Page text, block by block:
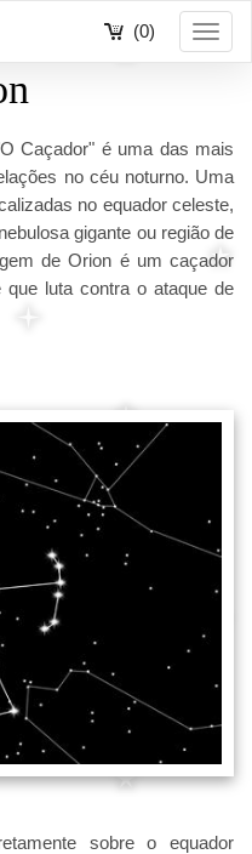
(0)
Caçador" é uma das mais
no céu noturno. Uma
no equador celeste,
gigante ou região de
de Orion é um caçador
luta contra o ataque de
sobre o equador